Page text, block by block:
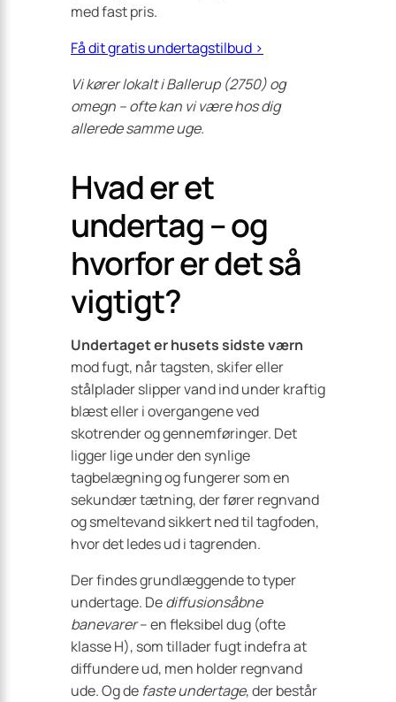
med fast pris.
Få dit gratis undertagstilbud ›
Vi kører lokalt i Ballerup (2750) og
omegn – ofte kan vi være hos dig
allerede samme uge.
Hvad er et
undertag – og
hvorfor er det så
vigtigt?
Undertaget er husets sidste værn
mod fugt, når tagsten, skifer eller
stålplader slipper vand ind under kraftig
blæst eller i overgangene ved
skotrender og gennemføringer. Det
ligger lige under den synlige
tagbelægning og fungerer som en
sekundær tætning, der fører regnvand
og smeltevand sikkert ned til tagfoden,
hvor det ledes ud i tagrenden.
Der findes grundlæggende to typer
undertage. Dediffusionsåbne
banevarer– en fleksibel dug (ofte
klasse H), som tillader fugt indefra at
diffundere ud, men holder regnvand
ude. Og de faste undertage, der består